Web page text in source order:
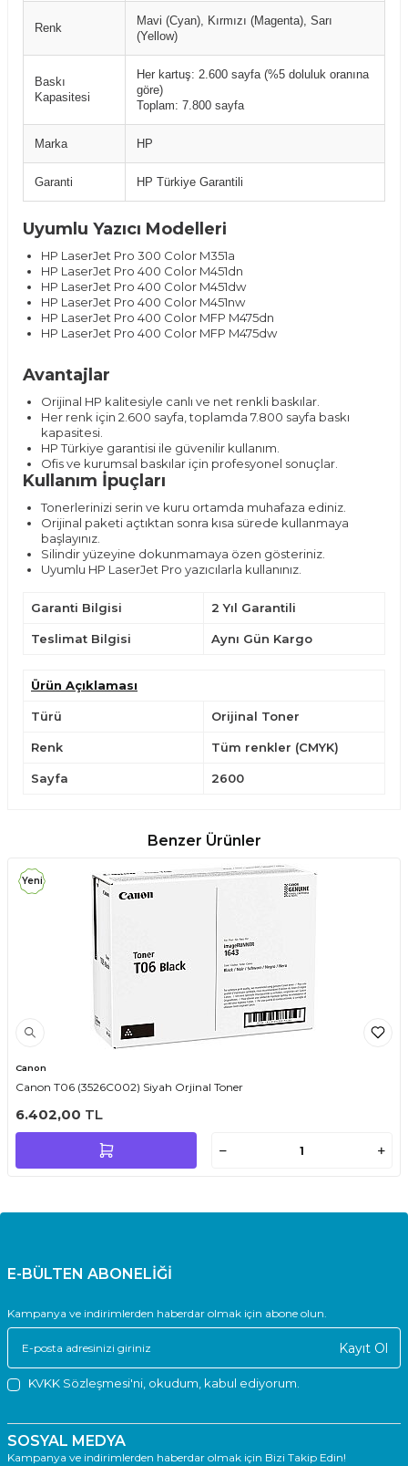
Renk
Mavi (Cyan), Kırmızı (Magenta), Sarı
(Yellow)
Baskı
Kapasitesi
Her kartuş: 2.600 sayfa (%5 doluluk oranına
göre)
Toplam: 7.800 sayfa
Marka HP
Garanti HP Türkiye Garantili
Uyumlu Yazıcı Modelleri
HP LaserJet Pro 300 Color M351a
HP LaserJet Pro 400 Color M451dn
HP LaserJet Pro 400 Color M451dw
HP LaserJet Pro 400 Color M451nw
HP LaserJet Pro 400 Color MFP M475dn
HP LaserJet Pro 400 Color MFP M475dw
Avantajlar
Orijinal HP kalitesiyle canlı ve net renkli baskılar.
Her renk için 2.600 sayfa, toplamda 7.800 sayfa baskı
kapasitesi.
HP Türkiye garantisi ile güvenilir kullanım.
Ofis ve kurumsal baskılar için profesyonel sonuçlar.
Kullanım İpuçları
Tonerlerinizi serin ve kuru ortamda muhafaza ediniz.
Orijinal paketi açtıktan sonra kısa sürede kullanmaya
başlayınız.
Silindir yüzeyine dokunmamaya özen gösteriniz.
Uyumlu HP LaserJet Pro yazıcılarla kullanınız.
Garanti Bilgisi 2 Yıl Garantili
Teslimat Bilgisi Aynı Gün Kargo
Ürün Açıklaması
Türü Orijinal Toner
Renk Tüm renkler (CMYK)
Sayfa 2600
Benzer Ürünler
Yeni
Canon
Canon T06 (3526C002) Siyah Orjinal Toner
6.402,00 TL
E-BÜLTEN ABONELİĞİ
Kampanya ve indirimlerden haberdar olmak için abone olun.
Kayıt Ol
KVKK Sözleşmesi'ni, okudum, kabul ediyorum.
SOSYAL MEDYA
Kampanya ve indirimlerden haberdar olmak için Bizi Takip Edin!